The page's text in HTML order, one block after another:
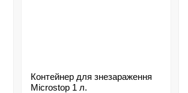
Контейнер для знезараження
Microstop 1 л.